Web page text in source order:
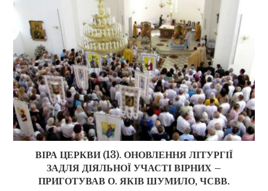
ВІРА ЦЕРКВИ (13). ОНОВЛЕННЯ ЛІТУРГІЇ
ЗАДЛЯ ДІЯЛЬНОЇ УЧАСТІ ВІРНИХ –
ПРИГОТУВАВ О. ЯКІВ ШУМИЛО, ЧСВВ.